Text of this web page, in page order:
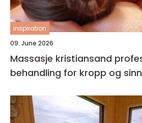
inspiration
09. June 2026
Massasje kristiansand profesjonell
behandling for kropp og sinn